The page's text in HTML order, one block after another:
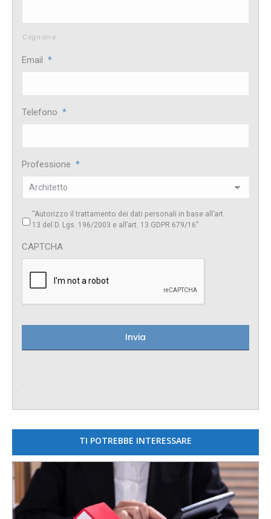
Cognome
Email *
Telefono *
Professione *
“Autorizzo il trattamento dei dati personali in base all’art.
13 del D. Lgs. 196/2003 e all’art. 13 GDPR 679/16”
CAPTCHA
.
TI POTREBBE INTERESSARE